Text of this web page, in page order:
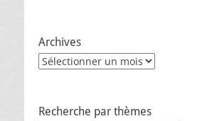
Archives
Archives
Recherche par thèmes